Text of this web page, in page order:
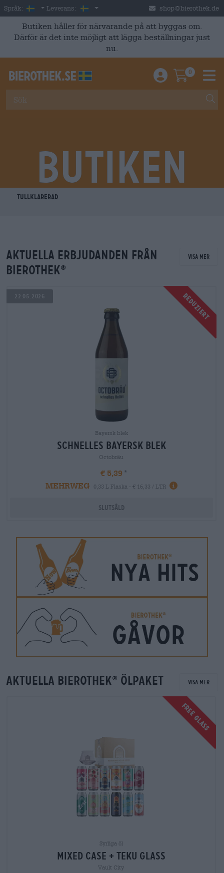
Skip to main content
Språk: Swedish
Leverans: Sverige shop@bierothek.de
Butiken håller för närvarande på att byggas om.
Därför är det inte möjligt att lägga beställningar just
nu.
Einloggen /
0
Butiken
för
TULLKLARERAD
Aktuella erbjudanden från
Bierothek®
Visa mer
Reduziert
22.05.2026
Bayersk blek
schnelles Bayersk blek
Octobräu
€ 5,39
MEHRWEG
0,33 L Flaska - € 16,33 / LTR
Slutsåld
Aktuella Bierothek® ölpaket Visa mer
FREE GLASS
Syrliga öl
mixed case + teku glass
Vault City